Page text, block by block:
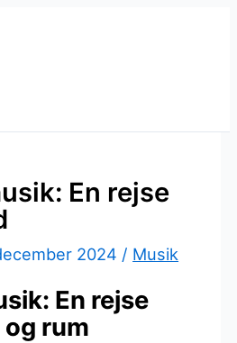
En rejse
2024 / Musik
En rejse
rum